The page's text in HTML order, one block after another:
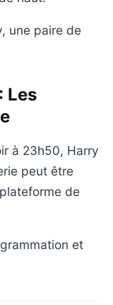
une paire de
Les
à 23h50, Harry
peut être
de
et